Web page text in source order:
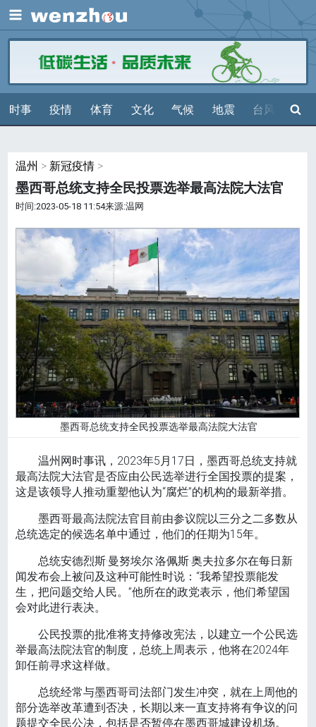
展开
时事 疫情 体育 文化 气候 地震 台风 天气
搜索
温州 > 新冠疫情 >
墨西哥总统支持全民投票选举最高法院大法官
时间:2023-05-18 11:54来源:温网
墨西哥总统支持全民投票选举最高法院大法官
温州网时事讯，2023年5月17日，墨西哥总统支持就
最高法院大法官是否应由公民选举进行全国投票的提案，
这是该领导人推动重塑他认为“腐烂”的机构的最新举措。
墨西哥最高法院法官目前由参议院以三分之二多数从
总统选定的候选名单中通过，他们的任期为15年。
总统安德烈斯·曼努埃尔·洛佩斯·奥夫拉多尔在每日新
闻发布会上被问及这种可能性时说：“我希望投票能发
生，把问题交给人民。”他所在的政党表示，他们希望国
会对此进行表决。
公民投票的批准将支持修改宪法，以建立一个公民选
举最高法院法官的制度，总统上周表示，他将在2024年
卸任前寻求这样做。
总统经常与墨西哥司法部门发生冲突，就在上周他的
部分选举改革遭到否决，长期以来一直支持将有争议的问
题提交全民公决，包括是否暂停在墨西哥城建设机场。